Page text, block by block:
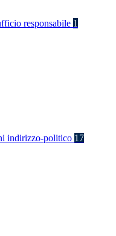
responsabile 1
indirizzo-politico 17